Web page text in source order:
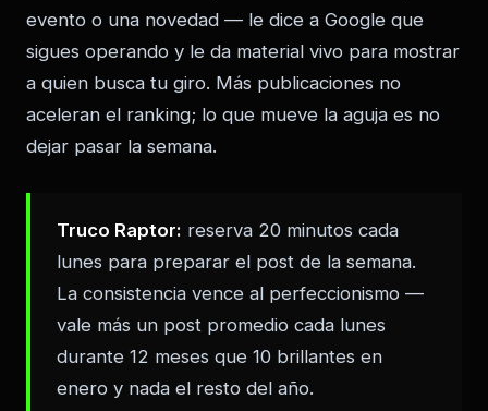
evento o una novedad — le dice a Google que
sigues operando y le da material vivo para mostrar
a quien busca tu giro. Más publicaciones no
aceleran el ranking; lo que mueve la aguja es no
dejar pasar la semana.
Truco Raptor: reserva 20 minutos cada
lunes para preparar el post de la semana.
La consistencia vence al perfeccionismo —
vale más un post promedio cada lunes
durante 12 meses que 10 brillantes en
enero y nada el resto del año.